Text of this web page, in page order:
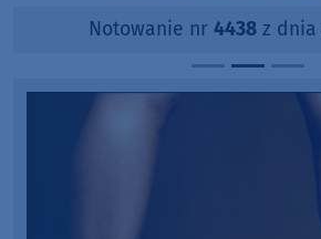
Notowanie nr 4438z dnia